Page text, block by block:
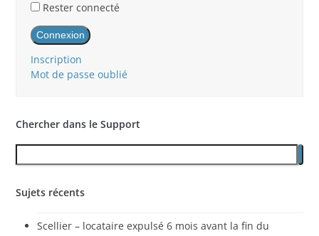
Rester connecté
Connexion
Inscription
Mot de passe oublié
Chercher dans le Support
Sujets récents
Scellier – locataire expulsé 6 mois avant la fin du